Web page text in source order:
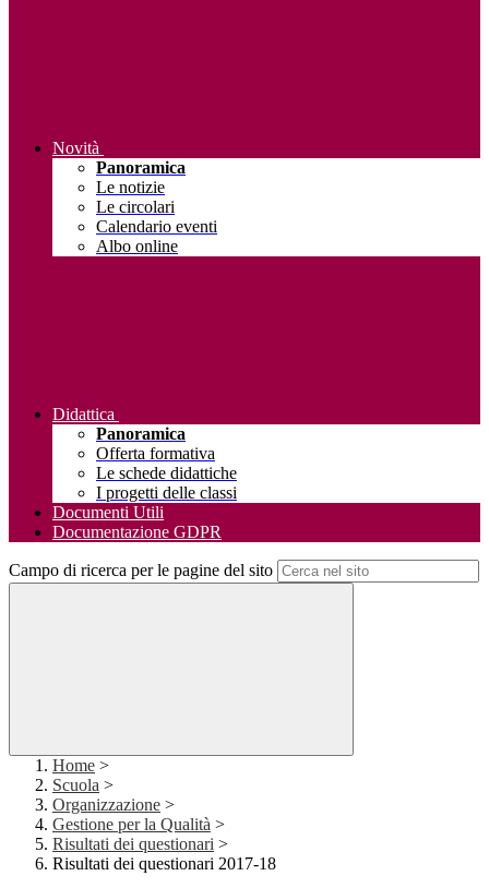
Novità
Panoramica
Le notizie
Le circolari
Calendario eventi
Albo online
Didattica
Panoramica
Offerta formativa
Le schede didattiche
I progetti delle classi
Documenti Utili
Documentazione GDPR
Campo di ricerca per le pagine del sito
Home >
Scuola >
Organizzazione >
Gestione per la Qualità >
Risultati dei questionari >
Risultati dei questionari 2017-18